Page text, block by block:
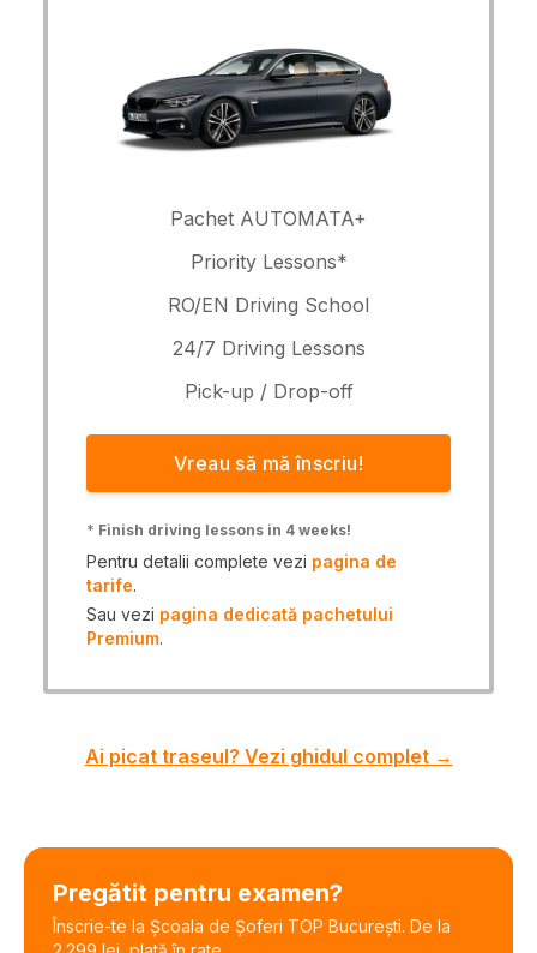
Pachet AUTOMATA+
Priority Lessons*
RO/EN Driving School
24/7 Driving Lessons
Pick-up / Drop-off
Vreau să mă înscriu!
* Finish driving lessons in 4 weeks!
Pentru detalii complete vezi pagina de
tarife.
Sau vezi pagina dedicată pachetului
Premium.
Ai picat traseul? Vezi ghidul complet →
Pregătit pentru examen?
Înscrie-te la Școala de Șoferi TOP București. De la